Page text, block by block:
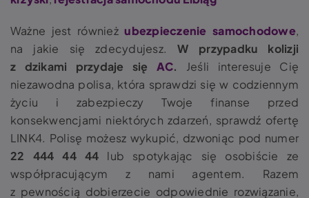
Ważne jest równieżubezpieczenie samochodowe,
na jakie się zdecydujesz.W przypadku kolizji
z dzikami przydaje się AC.
Jeśli interesuje Cię
niezawodna polisa, która sprawdzi się w codziennym
życiu i zabezpieczy Twoje finanse przed
konsekwencjami niektórych zdarzeń, sprawdź ofertę
LINK4. Polisę możesz wykupić, dzwoniąc pod numer
22 444 44 44 lub spotykając się osobiście ze
współpracującym z nami agentem. Razem
z pewnością dobierzecie odpowiednie rozwiązanie,